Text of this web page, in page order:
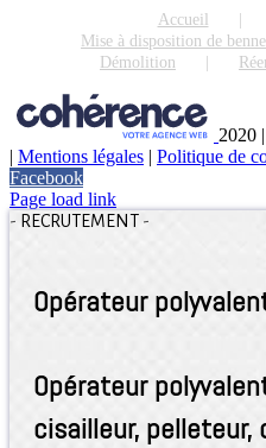
Accueil
Mise à disposition de
Démolition
2020 |
| Mentions légales | Politique de
Facebook
Page load link
- RECRUTEMENT -
Opérateur
Opérateur
cisailleur, pelleteur,